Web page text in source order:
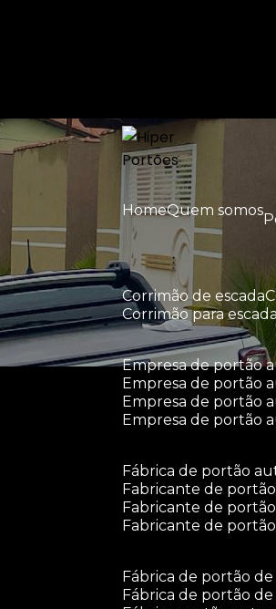
Home Quem somos
corrimão de escada
corrimão para
empresa de portão
empresa de portão
empresa de portão
empresa de portão
fábrica de portão
fabricante de
fabricante de
fabricante de
fábrica de portão
fábrica de portão